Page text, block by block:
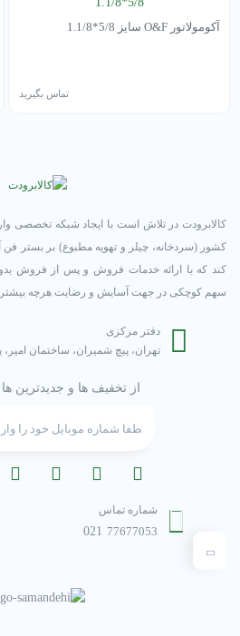
آکومولاتور O&F سایز 5/8*1.1/8
تماس بگیرید
کالابرودت در تلاش است با ایجاد شبکه تخصصی
کشور (سردخانه، چیلر و تهویه مطبوع) بر بستر فن
کند که با ارائه خدمات فروش و پس از فروش
سهم کوچکی در جهت آسایش و رضایت هرچه
شماره تماس
021 77677053
دفتر مرکزی
تهران، پیچ شمیران، ساختمان امیر، پلاک 362، طبقه 2،
از تخفیف ها و جدیدترین